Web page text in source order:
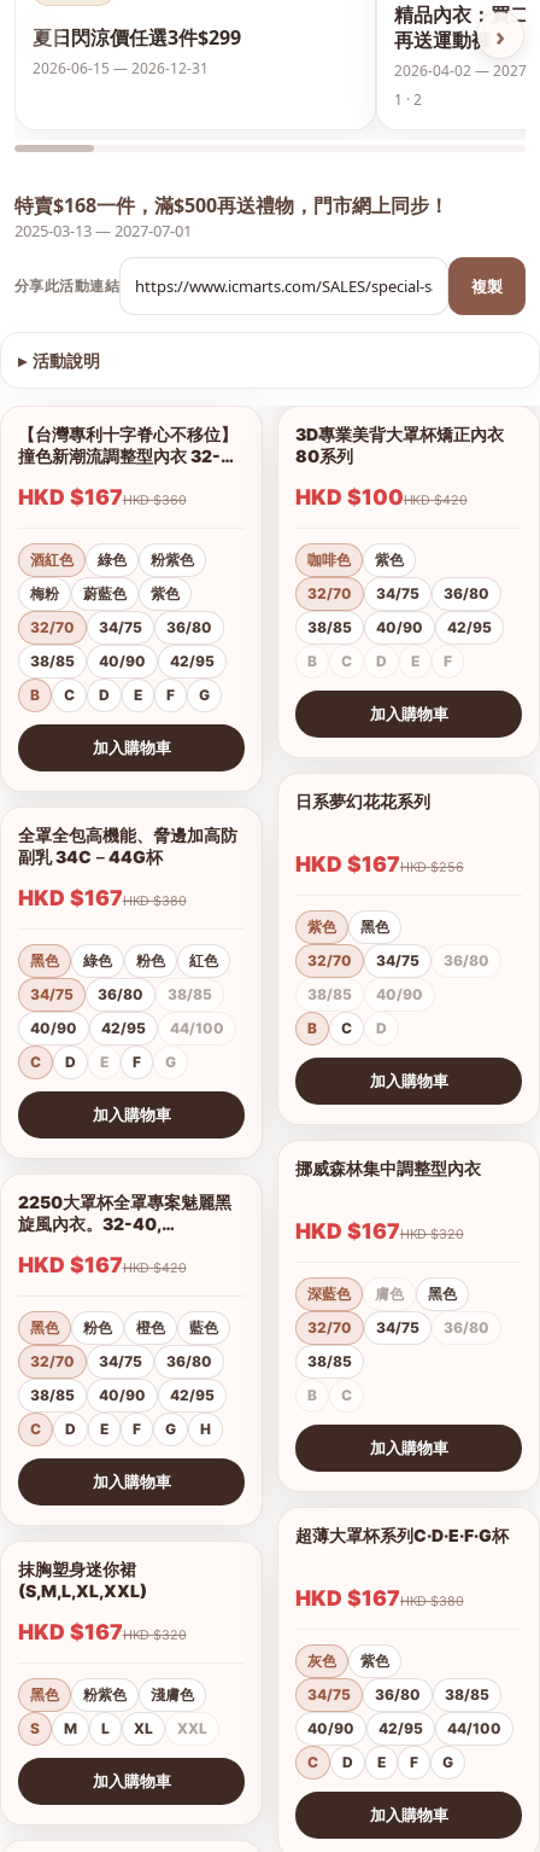
‹ ›
夏日閃涼價任選3件$299
2026-06-15 — 2026-12-31
精品內衣：買二
再送運動褲
2026-04-02 — 2027-
1 · 2
特賣$168一件，滿$500再送禮物，門市網上同步！
2025-03-13 — 2027-07-01
分享此活動連結 複製
▸ 活動說明
1/12
查看圖片
【台灣專利十字脊心不移位】
撞色新潮流調整型內衣 32-42
HKD $167 HKD $360
酒紅色 綠色
粉紫色
梅粉
蔚藍色
紫色
32/70
34/75
36/80
38/85
40/90
42/95
B
C D E F G
加入購物車
1/5
查看圖片
全罩全包高機能、脅邊加高防
副乳 34C－44G杯
HKD $167 HKD $380
黑色 綠色 粉色
紅色
34/75
36/80
38/85
40/90
42/95
44/100
C
D E F G
加入購物車
1/14
查看圖片
2250大罩杯全罩專案魅麗黑
旋風內衣。32-40,
HKD $167 HKD $420
黑色 粉色 橙色
藍色
32/70
34/75
36/80
38/85
40/90
42/95
C
D E F G H
加入購物車
查看圖片
抹胸塑身迷你裙
(S,M,L,XL,XXL)
HKD $167 HKD $320
黑色 粉紫色
淺膚色
S
M L XL XXL
加入購物車
查看圖片
1/6
3D專業美背大罩杯矯正內衣
80系列
HKD $100 HKD $420
咖啡色
紫色
32/70
34/75
36/80
38/85
40/90
42/95
B
C D E F
加入購物車
查看圖片
日系夢幻花花系列
HKD $167 HKD $256
紫色
黑色
32/70
34/75
36/80
38/85
40/90
B
C D
加入購物車
查看圖片
挪威森林集中調整型內衣
HKD $167 HKD $320
深藍色 膚色
黑色
32/70
34/75
36/80
38/85
B
C
加入購物車
1/12
查看圖片
超薄大罩杯系列C·D·E·F·G杯
HKD $167 HKD $380
灰色
紫色
34/75
36/80
38/85
40/90
42/95
44/100
C
D E F G
加入購物車
查看圖片